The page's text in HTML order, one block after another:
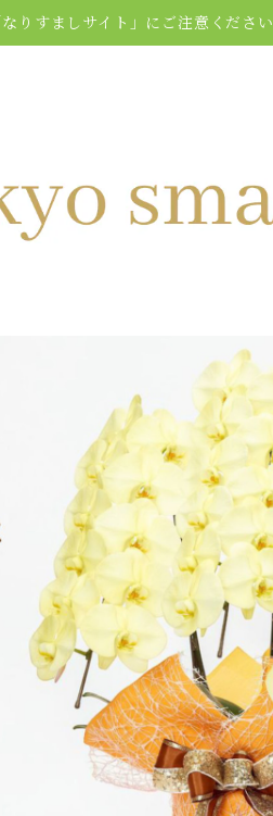
りすましサイト」にご注意ください